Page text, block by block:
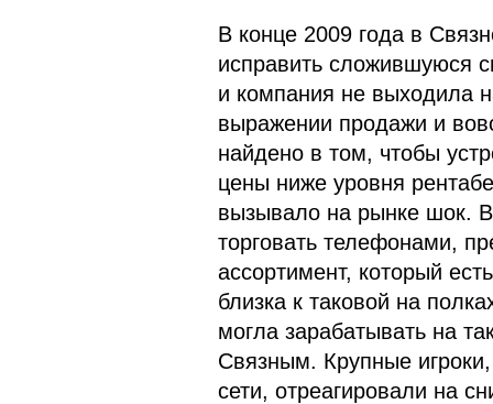
В конце 2009 года в
исправить сложившуюся
и компания не выходила
выражении продажи и
найдено в том, чтобы
цены ниже уровня
вызывало на рынке шок. В
торговать телефонами,
ассортимент, который
близка к таковой на
могла зарабатывать на
Связным. Крупные игроки,
сети, отреагировали на